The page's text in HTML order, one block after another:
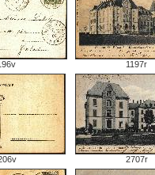
1197r
2707r